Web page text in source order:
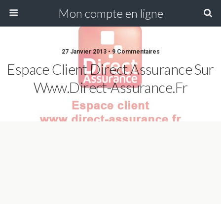
Mon compte en ligne
27 Janvier 2013 • 9 Commentaires
Espace Client Direct Assurance Sur
Www.direct-Assurance.fr